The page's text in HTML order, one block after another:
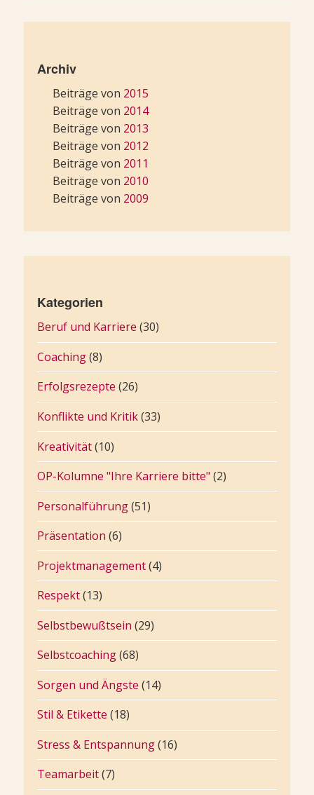
Archiv
Beiträge von 2015
Beiträge von 2014
Beiträge von 2013
Beiträge von 2012
Beiträge von 2011
Beiträge von 2010
Beiträge von 2009
Kategorien
Beruf und Karriere (30)
Coaching(8)
Erfolgsrezepte (26)
Konflikte und Kritik(33)
Kreativität(10)
OP-Kolumne "Ihre Karriere bitte" (2)
Personalführung(51)
Präsentation (6)
Projektmanagement(4)
Respekt(13)
Selbstbewußtsein (29)
Selbstcoaching(68)
Sorgen und Ängste (14)
Stil & Etikette (18)
Stress & Entspannung(16)
Teamarbeit(7)